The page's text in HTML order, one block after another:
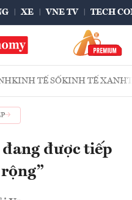
XE VNE TV TECH
KINH TẾ SỐKINH TẾ XANH
được tiếp